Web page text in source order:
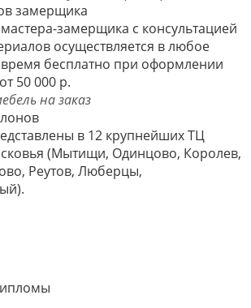
замерщика
замерщика с консультацией
осуществляется в любое
бесплатно при оформлении
50 000 р.
в 12 крупнейших ТЦ
(Мытищи, Одинцово, Королев,
Реутов, Люберцы,